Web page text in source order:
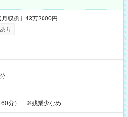
収例】43万2000円
り
:60分） ※残業少なめ